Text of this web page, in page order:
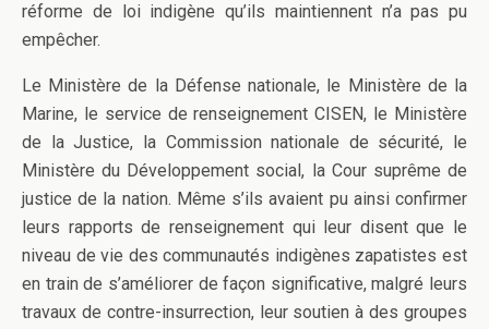
réforme de loi indigène qu’ils maintiennent n’a pas pu
empêcher.
Le Ministère de la Défense nationale, le Ministère de la
Marine, le service de renseignement CISEN, le Ministère
de la Justice, la Commission nationale de sécurité, le
Ministère du Développement social, la Cour suprême de
justice de la nation. Même s’ils avaient pu ainsi confirmer
leurs rapports de renseignement qui leur disent que le
niveau de vie des communautés indigènes zapatistes est
en train de s’améliorer de façon significative, malgré leurs
travaux de contre-insurrection, leur soutien à des groupes